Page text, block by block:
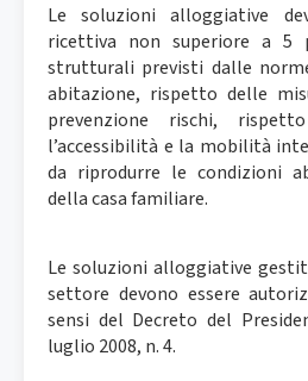
Le soluzioni alloggiative
ricettiva non superiore a 5
strutturali previsti dalle
abitazione, rispetto delle
prevenzione rischi,
l’accessibilità e la mobilità
da riprodurre le condizioni
della casa familiare.
Le soluzioni alloggiative
settore devono essere
sensi del Decreto del
luglio 2008, n. 4.